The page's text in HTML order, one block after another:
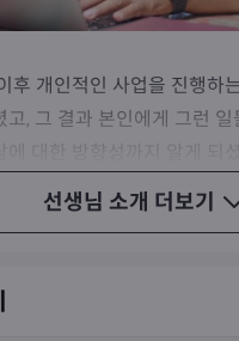
선생님 소개 더보기
후 개인적인 사업을 진행하
고, 그 결과 본인에게 그런
에게 사주를 봐 주기 시작했
만큼 입소문이 나게 되셨죠.